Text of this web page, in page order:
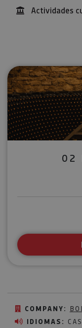
Actividades
COMPANY:
IDIOMAS:
02